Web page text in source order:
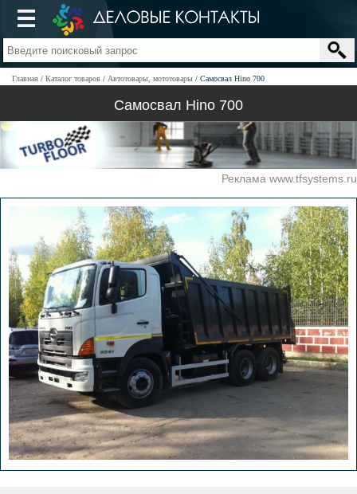
Главная Каталог товаров Автотовары, мототовары Самосвал Hino 700
Самосвал Hino 700
Реклама www.tfsystems.ru